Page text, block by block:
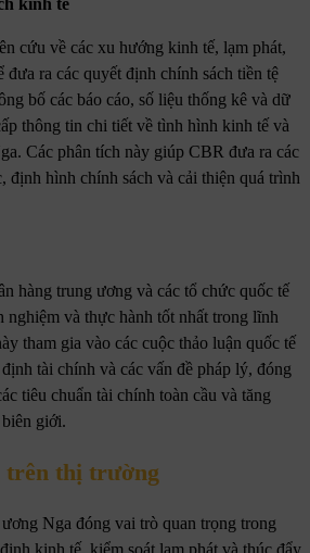
kinh tế
cứu về các xu hướng kinh tế, lạm phát,
ra các quyết định chính sách tiền tệ
bố các báo cáo, số liệu thống kê và dữ
thông tin chi tiết về tình hình kinh tế và
Các phân tích này giúp CBR đưa ra các
định hình chính sách và cải thiện quá trình
hàng trung ương và các tổ chức quốc tế
nghiệm và thực hành tốt nhất trong lĩnh
tham gia vào các cuộc thảo luận quốc tế
tài chính và các vấn đề pháp lý, đóng
tiêu chuẩn tài chính toàn cầu và tăng
giới.
trên thị trường
Nga đóng vai trò quan trọng trong
kinh tế, kiểm soát lạm phát và thúc đẩy